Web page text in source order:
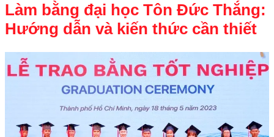
Làm bằng đại học Tôn Đức Thắng:
Hướng dẫn và kiến thức cần thiết